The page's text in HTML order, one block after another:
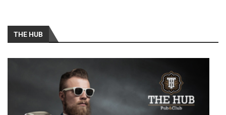
THE HUB